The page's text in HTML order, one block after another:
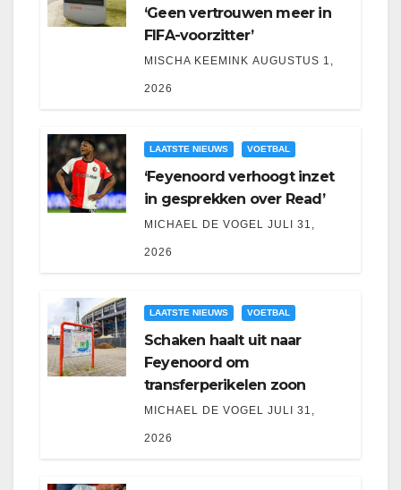
‘Geen vertrouwen meer in
FIFA-voorzitter’
MISCHA KEEMINK AUGUSTUS 1,
2026
LAATSTE NIEUWS VOETBAL
‘Feyenoord verhoogt inzet
in gesprekken over Read’
MICHAEL DE VOGEL JULI 31,
2026
LAATSTE NIEUWS VOETBAL
Schaken haalt uit naar
Feyenoord om
transferperikelen zoon
MICHAEL DE VOGEL JULI 31,
2026